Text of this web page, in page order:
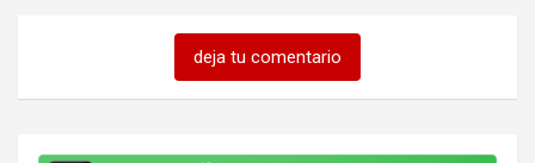
deja tu comentario